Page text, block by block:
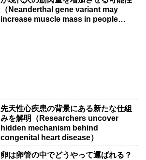
（Neanderthal gene variant may
increase muscle mass in people
先天性心疾患の背景にある新たな仕組
みを解明（Researchers uncover
hidden mechanism behind
congenital heart disease）
卵は卵管の中でどうやって運ばれる？